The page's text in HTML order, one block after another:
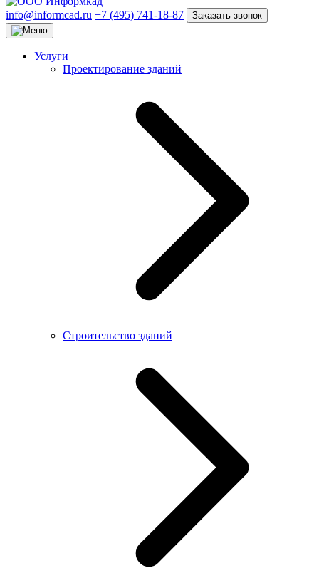
info@informcad.ru +7 (495) 741-18-87 Заказать звонок
Услуги
Проектирование зданий
Строительство зданий